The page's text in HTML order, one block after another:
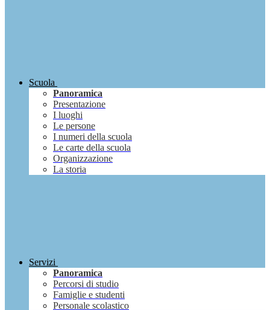
Scuola
Panoramica
Presentazione
I luoghi
Le persone
I numeri della scuola
Le carte della scuola
Organizzazione
La storia
Servizi
Panoramica
Percorsi di studio
Famiglie e studenti
Personale scolastico